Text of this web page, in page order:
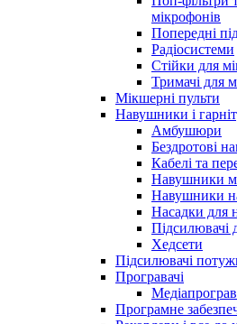
мікрофонів
Попередні
Радіосистеми
Стійки для
Тримачі для
Мікшерні пульти
Навушники і
Амбушюри
Бездротові
Кабелі та
Навушники
Навушники
Насадки для
Підсилювачі
Хедсети
Підсилювачі
Програвачі
Програмне